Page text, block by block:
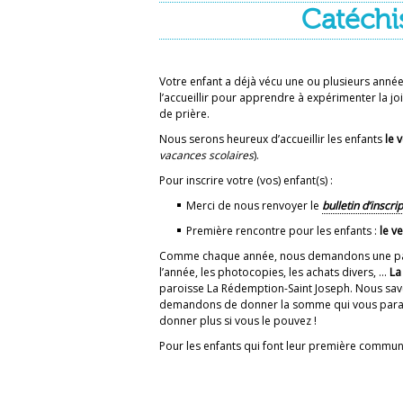
Votre enfant a déjà vécu une ou plusieurs
l’accueillir pour apprendre à expérimenter la
de prière.
Nous serons heureux d’accueillir les enfants le
vacances scolaires).
Pour inscrire votre (vos) enfant(s) :
Merci de nous renvoyer le bulletin
Première rencontre pour les enfants : le
Comme chaque année, nous demandons une
l’année, les photocopies, les achats divers, ...
paroisse La Rédemption-Saint Joseph. Nous
demandons de donner la somme qui vous
donner plus si vous le pouvez !
Pour les enfants qui font leur première